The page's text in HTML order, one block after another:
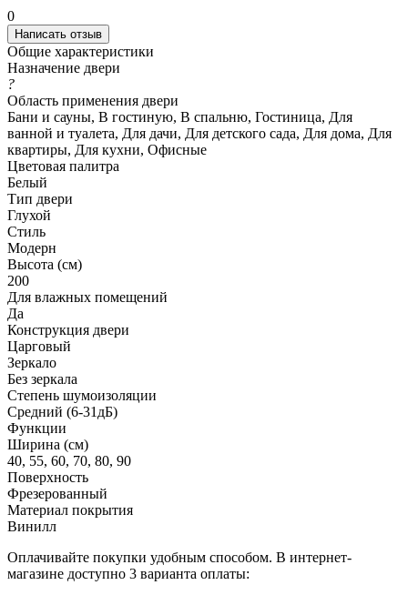
0
Написать отзыв
Общие характеристики
Назначение двери
?
Область применения двери
Бани и сауны, В гостиную, В спальню, Гостиница, Для
ванной и туалета, Для дачи, Для детского сада, Для дома, Для
квартиры, Для кухни, Офисные
Цветовая палитра
Белый
Тип двери
Глухой
Стиль
Модерн
Высота (см)
200
Для влажных помещений
Да
Конструкция двери
Царговый
Зеркало
Без зеркала
Степень шумоизоляции
Средний (6-31дБ)
Функции
Ширина (см)
40, 55, 60, 70, 80, 90
Поверхность
Фрезерованный
Материал покрытия
Винилл
Оплачивайте покупки удобным способом. В интернет-
магазине доступно 3 варианта оплаты: